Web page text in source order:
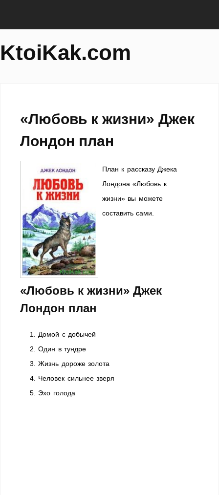
KtoiKak.com
«Любовь к жизни» Джек
Лондон план
План к рассказу Джека
Лондона «Любовь к
жизни» вы можете
составить сами.
«Любовь к жизни» Джек
Лондон план
1. Домой с добычей
2. Один в тундре
3. Жизнь дороже золота
4. Человек сильнее зверя
5. Эхо голода